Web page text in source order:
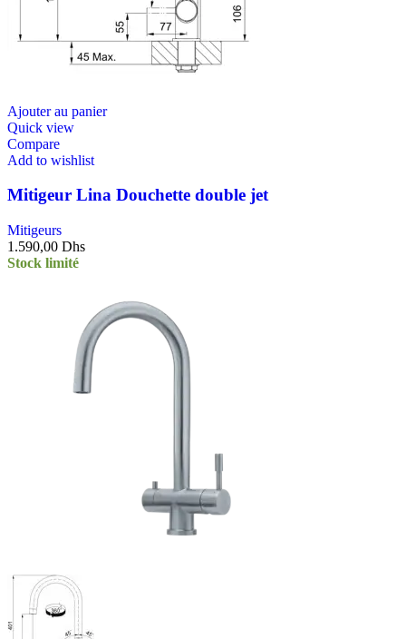
Ajouter au panier
Quick view
Compare
Add to wishlist
Mitigeur Lina Douchette double jet
Mitigeurs
1.590,00 Dhs
Stock limité